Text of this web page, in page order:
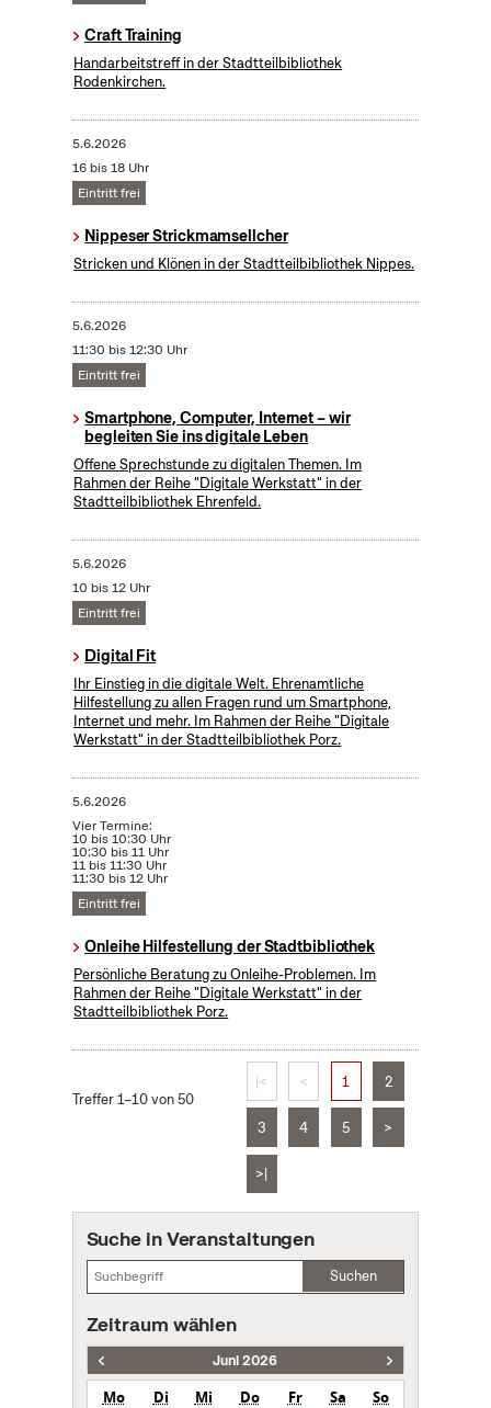
Craft Training
Handarbeitstreff in der Stadtteilbibliothek
Rodenkirchen.
5.6.2026
16 bis 18 Uhr
Eintritt frei
Nippeser Strickmamsellcher
Stricken und Klönen in der Stadtteilbibliothek Nippes.
5.6.2026
11:30 bis 12:30 Uhr
Eintritt frei
Smartphone, Computer, Internet – wir
begleiten Sie ins digitale Leben
Offene Sprechstunde zu digitalen Themen. Im
Rahmen der Reihe "Digitale Werkstatt" in der
Stadtteilbibliothek Ehrenfeld.
5.6.2026
10 bis 12 Uhr
Eintritt frei
Digital Fit
Ihr Einstieg in die digitale Welt. Ehrenamtliche
Hilfestellung zu allen Fragen rund um Smartphone,
Internet und mehr. Im Rahmen der Reihe "Digitale
Werkstatt" in der Stadtteilbibliothek Porz.
5.6.2026
Vier Termine:
10 bis 10:30 Uhr
10:30 bis 11 Uhr
11 bis 11:30 Uhr
11:30 bis 12 Uhr
Eintritt frei
Onleihe Hilfestellung der Stadtbibliothek
Persönliche Beratung zu Onleihe-Problemen. Im
Rahmen der Reihe "Digitale Werkstatt" in der
Stadtteilbibliothek Porz.
Treffer 1–10 von 50
|< < 1 2
3 4 5 >
>|
Suche in Veranstaltungen
Suchen
Zeitraum wählen
Juni 2026
Mo Di Mi Do Fr Sa
So